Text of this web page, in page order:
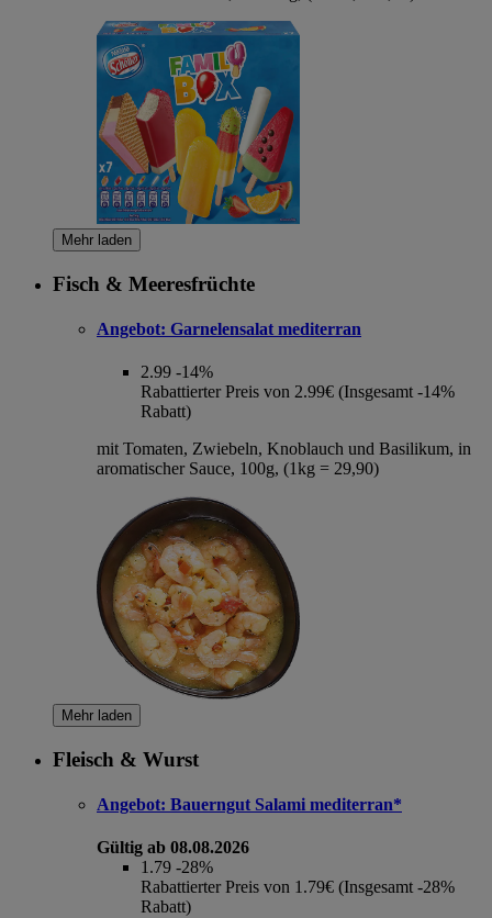
Mehr laden
Fisch & Meeresfrüchte
Angebot: Garnelensalat mediterran
2.99 -14%
Rabattierter Preis von 2.99€ (Insgesamt -14%
Rabatt)
mit Tomaten, Zwiebeln, Knoblauch und Basilikum, in
aromatischer Sauce, 100g, (1kg = 29,90)
Mehr laden
Fleisch & Wurst
Angebot: Bauerngut Salami mediterran*
Gültig ab 08.08.2026
1.79 -28%
Rabattierter Preis von 1.79€ (Insgesamt -28%
Rabatt)